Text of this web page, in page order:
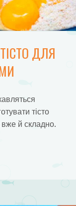
ДЛЯ
тісто
вже й складно.